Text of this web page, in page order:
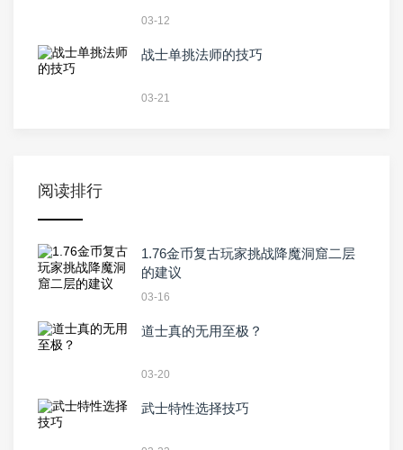
03-12
战士单挑法师的技巧
03-21
阅读排行
1.76金币复古玩家挑战降魔洞窟二层
的建议
03-16
道士真的无用至极？
03-20
武士特性选择技巧